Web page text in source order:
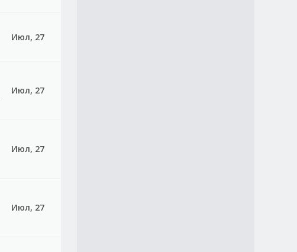
Июл, 27
Июл, 27
Июл, 27
Июл, 27